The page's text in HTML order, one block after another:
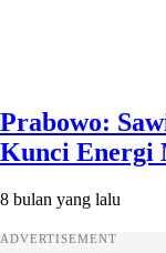
Prabowo:
Kunci Energi
8 bulan yang lalu
ADVERTISEMENT